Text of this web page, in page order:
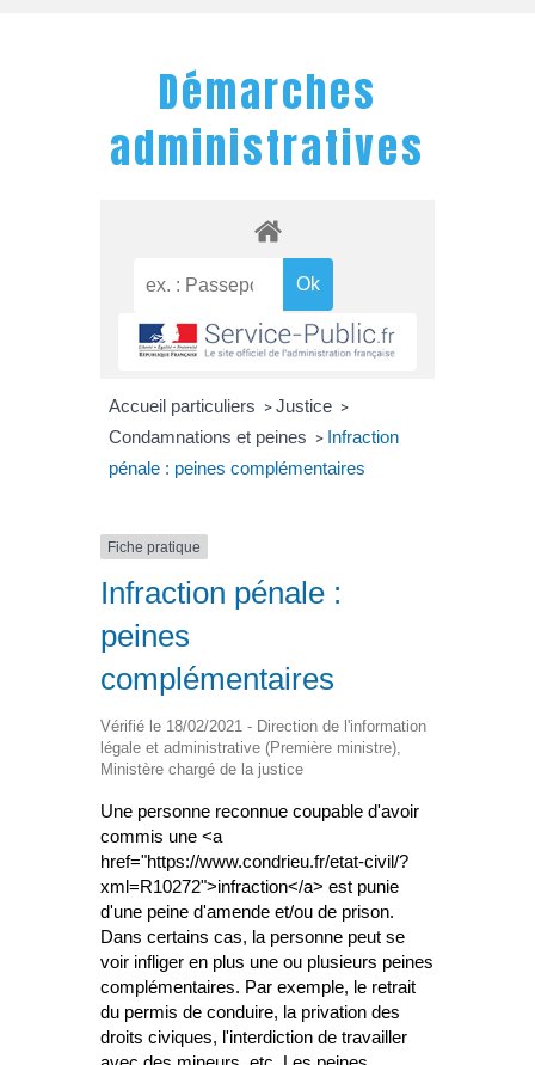
Démarches
administratives
Accueil particuliers > Justice >
Condamnations et peines > Infraction
pénale : peines complémentaires
Fiche pratique
Infraction pénale :
peines
complémentaires
Vérifié le 18/02/2021 - Direction de l'information
légale et administrative (Première ministre),
Ministère chargé de la justice
Une personne reconnue coupable d'avoir
commis une <a
href="https://www.condrieu.fr/etat-civil/?
xml=R10272">infraction</a> est punie
d'une peine d'amende et/ou de prison.
Dans certains cas, la personne peut se
voir infliger en plus une ou plusieurs peines
complémentaires. Par exemple, le retrait
du permis de conduire, la privation des
droits civiques, l'interdiction de travailler